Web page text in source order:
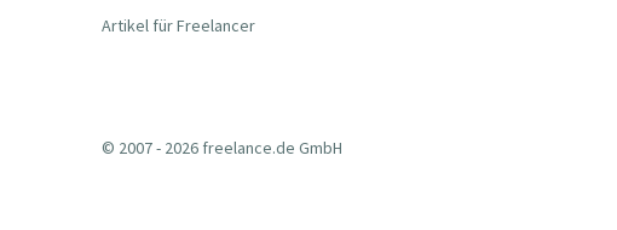
Artikel für Freelancer
© 2007 - 2026 freelance.de GmbH